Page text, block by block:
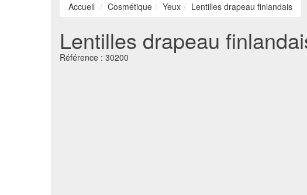
Accueil Cosmétique Yeux Lentilles drapeau finlandais
Lentilles drapeau
Référence : 30200